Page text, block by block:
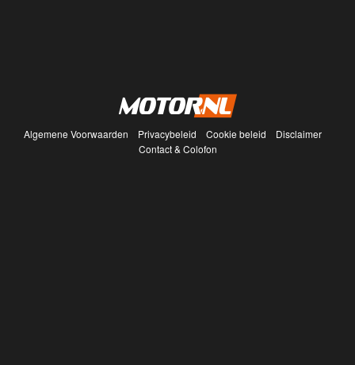
Algemene Voorwaarden Privacybeleid Cookie beleid
Disclaimer
Contact & Colofon